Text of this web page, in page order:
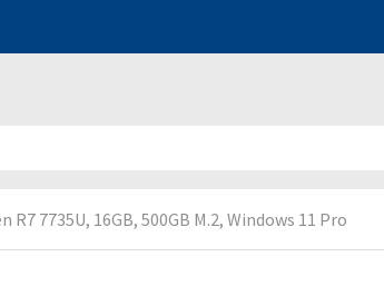
R7 7735U, 16GB, 500GB M.2, Windows 11 Pro